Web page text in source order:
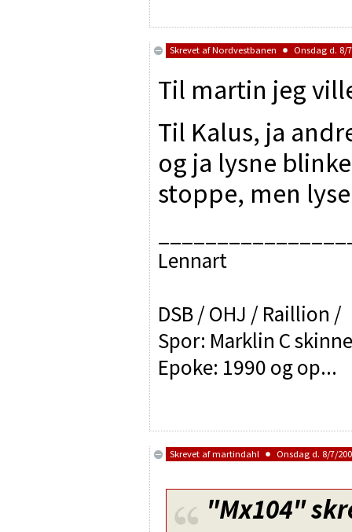
Skrevet afNordvestbanen Onsdag d. 8/
Til martin jeg
Til Kalus, ja
og ja lysne
stoppe, men
Lennart
DSB / OHJ / Raillion /
Spor: Marklin C
Epoke: 1990 og op...
Skrevet afmartindahl Onsdag d. 8/7/
"Mx104"